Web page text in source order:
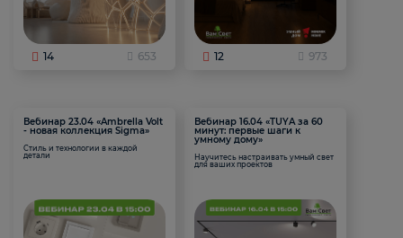
14 653 12 973
Вебинар 23.04 «Ambrella Volt
- новая коллекция Sigma»
Стиль и технологии в каждой
детали
Вебинар 16.04 «TUYA за 60
минут: первые шаги к
умному дому»
Научитесь настраивать умный свет
для ваших проектов